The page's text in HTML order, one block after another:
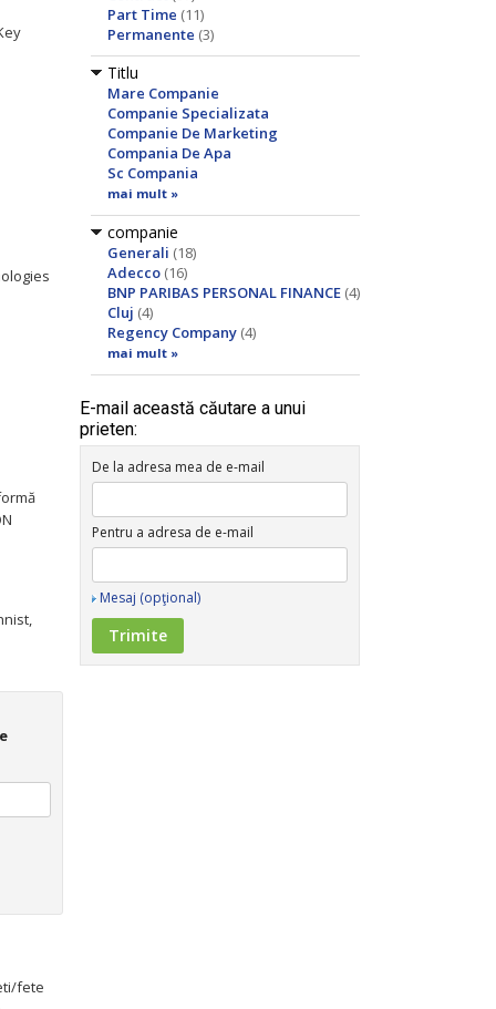
Part Time (11)
Permanente (3)
Titlu
Mare Companie
Companie Specializata
Companie De Marketing
Compania De Apa
Sc Compania
mai mult »
companie
Generali (18)
Adecco (16)
BNP PARIBAS PERSONAL FINANCE (4)
Cluj (4)
Regency Company (4)
mai mult »
E-mail această căutare a unui
prieten:
De la adresa mea de e-mail
Pentru a adresa de e-mail
Mesaj (opţional)
fete